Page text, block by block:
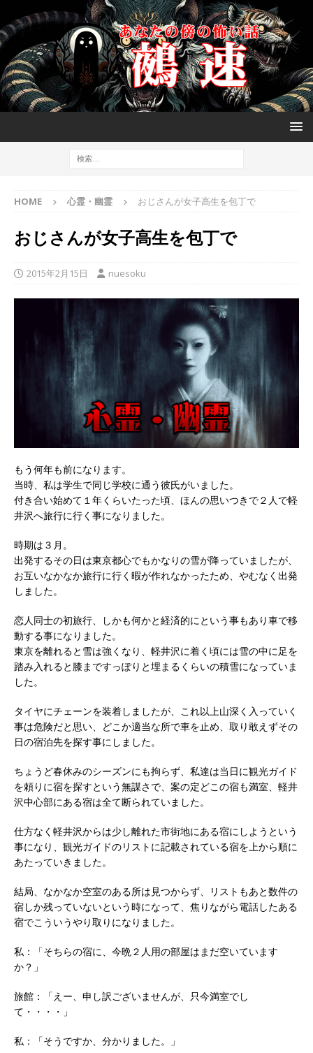
HOME 心霊・幽霊 おじさんが女子高生を包丁で
おじさんが女子高生を包丁で
2015年2月15日 nuesoku
もう何年も前になります。
当時、私は学生で同じ学校に通う彼氏がいました。
付き合い始めて１年くらいたった頃、ほんの思いつきで２人で軽
井沢へ旅行に行く事になりました。
時期は３月。
出発するその日は東京都心でもかなりの雪が降っていましたが、
お互いなかなか旅行に行く暇が作れなかったため、やむなく出発
しました。
恋人同士の初旅行、しかも何かと経済的にという事もあり車で移
動する事になりました。
東京を離れると雪は強くなり、軽井沢に着く頃には雪の中に足を
踏み入れると膝まですっぽりと埋まるくらいの積雪になっていま
した。
タイヤにチェーンを装着しましたが、これ以上山深く入っていく
事は危険だと思い、どこか適当な所で車を止め、取り敢えずその
日の宿泊先を探す事にしました。
ちょうど春休みのシーズンにも拘らず、私達は当日に観光ガイド
を頼りに宿を探すという無謀さで、案の定どこの宿も満室、軽井
沢中心部にある宿は全て断られていました。
仕方なく軽井沢からは少し離れた市街地にある宿にしようという
事になり、観光ガイドのリストに記載されている宿を上から順に
あたっていきました。
結局、なかなか空室のある所は見つからず、リストもあと数件の
宿しか残っていないという時になって、焦りながら電話したある
宿でこういうやり取りになりました。
私：「そちらの宿に、今晩２人用の部屋はまだ空いています
か？」
旅館：「えー、申し訳ございませんが、只今満室でし
て・・・・」
私：「そうですか、分かりました。」